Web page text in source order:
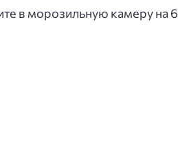
в морозильную камеру на 6